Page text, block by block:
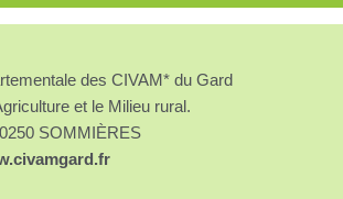
des CIVAM* du Gard
et le Milieu rural.
SOMMIÈRES